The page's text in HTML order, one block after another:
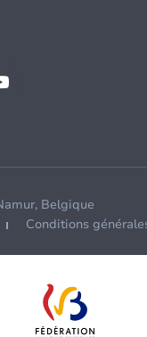
Belgique
Conditions